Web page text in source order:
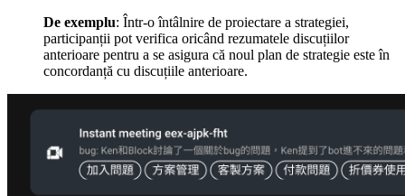
De exemplu: Într-o întâlnire de proiectare a strategiei,
participanții pot verifica oricând rezumatele discuțiilor
anterioare pentru a se asigura că noul plan de strategie este în
concordanță cu discuțiile anterioare.